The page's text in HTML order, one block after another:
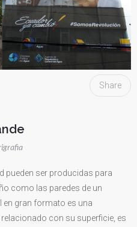
Share
pueden ser producidas para
como las paredes de un
en gran formato es una
con su superficie, es